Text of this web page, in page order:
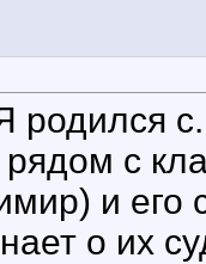
родился
с
и
о их